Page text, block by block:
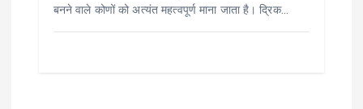
बनने वाले कोणों को अत्यंत महत्वपूर्ण माना जाता है। द्रिक…